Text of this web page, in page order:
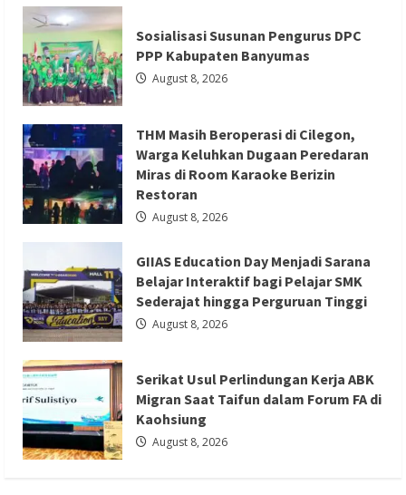
Berita Ekonomi dan Bisnis
Berita Trending
GIIAS Education Day Menjadi Sarana
Belajar Interaktif bagi Pelajar SMK
Sederajat hingga Perguruan Tinggi
Redaksi 01 August 8, 2026
Berita Ekonomi dan Bisnis
Berita Mancanegara
Berita Terbaru
Serikat Usul Perlindungan Kerja ABK
Migran Saat Taifun dalam Forum FA di
Kaohsiung
Redaksi 01 August 8, 2026
Serang
Fair
2026
Jadi
Etalase
UMKM,
Sekda
Deden
Ajak
Masyarakat
Cintai
Produk
Lokal
Sosialisasi Susunan Pengurus DPC
PPP Kabupaten Banyumas
August 8, 2026
THM Masih Beroperasi di Cilegon,
Warga Keluhkan Dugaan Peredaran
Miras di Room Karaoke Berizin
Restoran
August 8, 2026
GIIAS Education Day Menjadi Sarana
Belajar Interaktif bagi Pelajar SMK
Sederajat hingga Perguruan Tinggi
August 8, 2026
Serikat Usul Perlindungan Kerja ABK
Migran Saat Taifun dalam Forum FA di
Kaohsiung
August 8, 2026